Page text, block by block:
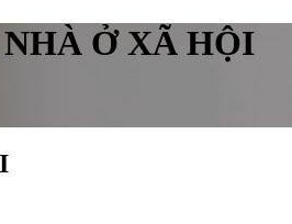
Ở XÃ HỘI